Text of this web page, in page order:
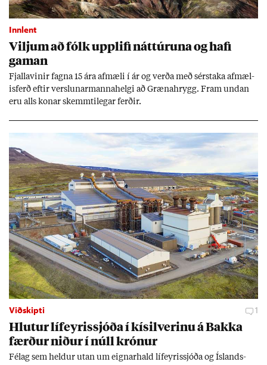
Innlent
Vilj­um að fólk upp­lifi nátt­úr­una og hafi
gam­an
Fjalla­vin­ir fagna 15 ára af­mæli í ár og verða með sér­staka af­mæl­
is­ferð eft­ir versl­un­ar­manna­helgi að Græna­hrygg. Fram und­an
eru alls kon­ar skemmti­leg­ar ferð­ir.
Viðskipti 1
Hlut­ur líf­eyr­is­sjóða í kís­il­ver­inu á Bakka
færð­ur nið­ur í núll krón­ur
Fé­lag sem held­ur ut­an um eign­ar­hald líf­eyr­is­sjóða og Ís­lands­